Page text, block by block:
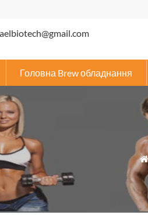
Головна Brew обладнання
